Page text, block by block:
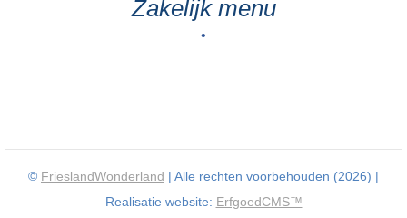
Zakelijk menu
•
© FrieslandWonderland | Alle rechten voorbehouden (2026) |
Realisatie website: ErfgoedCMS™